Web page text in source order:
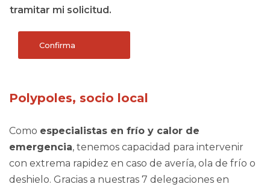
tramitar mi solicitud.
Polypoles, socio local
Como especialistas en frío y calor de
emergencia, tenemos capacidad para intervenir
con extrema rapidez en caso de avería, ola de frío o
deshielo. Gracias a nuestras 7 delegaciones en